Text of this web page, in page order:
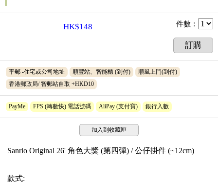
HK$148 件數 ：
訂購
平郵 -住宅或公司地址 順豐站、智能櫃 (到付)
順風上門(到付)
香港郵政局/ 智郵站自取 +HKD10
PayMe FPS (轉數快) 電話號碼 AliPay (支付寶) 銀行入數
加入到收藏匣
Sanrio Original 26' 角色大獎 (第四彈) / 公仔掛件 (~12cm)
款式: